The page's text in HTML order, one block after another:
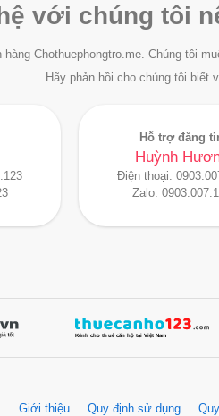
với chúng tôi
Chothuephongtro.me. Chúng tôi
Hãy phản hồi cho chúng tôi biết
Hỗ trợ đăng
Huỳnh
Điện thoại:
Zalo:
Giới thiệu Quy định sử dụng